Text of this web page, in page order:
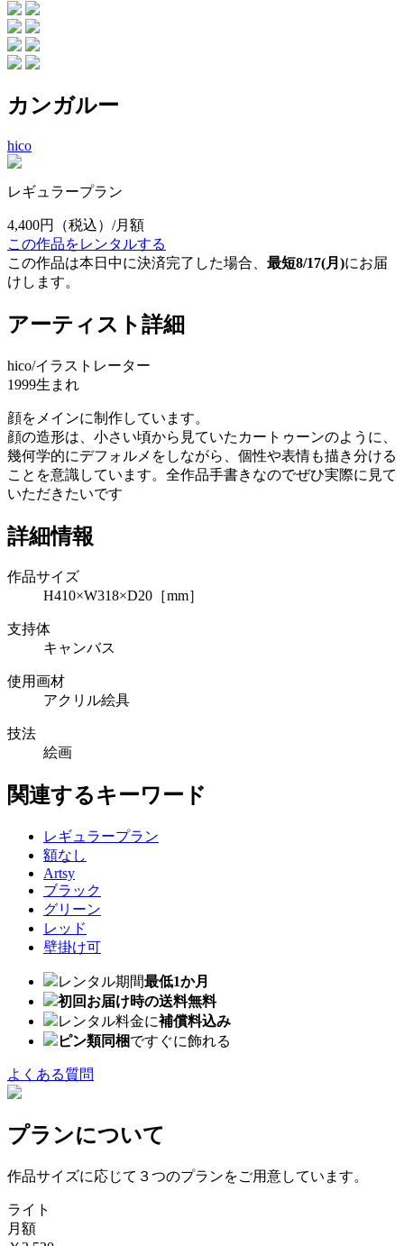
カンガルー
hico
レギュラープラン
4,400円
（税込）/月額
この作品をレンタルする
この作品は本日中に決済完了した場合、 最短8/17(月)にお届
けします。
アーティスト詳細
hico/イラストレーター
1999生まれ
顔をメインに制作しています。
顔の造形は、小さい頃から見ていたカートゥーンのように、
幾何学的にデフォルメをしながら、個性や表情も描き分ける
ことを意識しています。全作品手書きなのでぜひ実際に見て
いただきたいです
詳細情報
作品サイズ
H410×W318×D20［mm］
支持体
キャンバス
使用画材
アクリル絵具
技法
絵画
関連するキーワード
レギュラープラン
額なし
Artsy
ブラック
グリーン
レッド
壁掛け可
レンタル期間最低1か月
初回お届け時の送料無料
レンタル料金に補償料込み
ピン類同梱ですぐに飾れる
よくある質問
プランについて
作品サイズに応じて３つのプランをご用意しています。
ライト
月額